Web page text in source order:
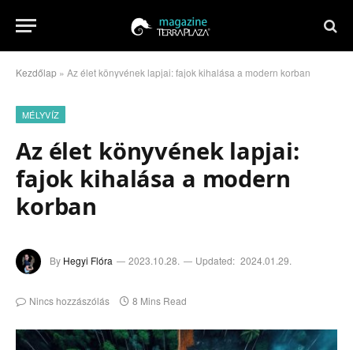
Kezdőlap » Az élet könyvének lapjai: fajok kihalása a modern korban
MÉLYVÍZ
Az élet könyvének lapjai:
fajok kihalása a modern
korban
By Hegyi Flóra 2023.10.28. Updated: 2024.01.29.
Nincs hozzászólás 8 Mins Read